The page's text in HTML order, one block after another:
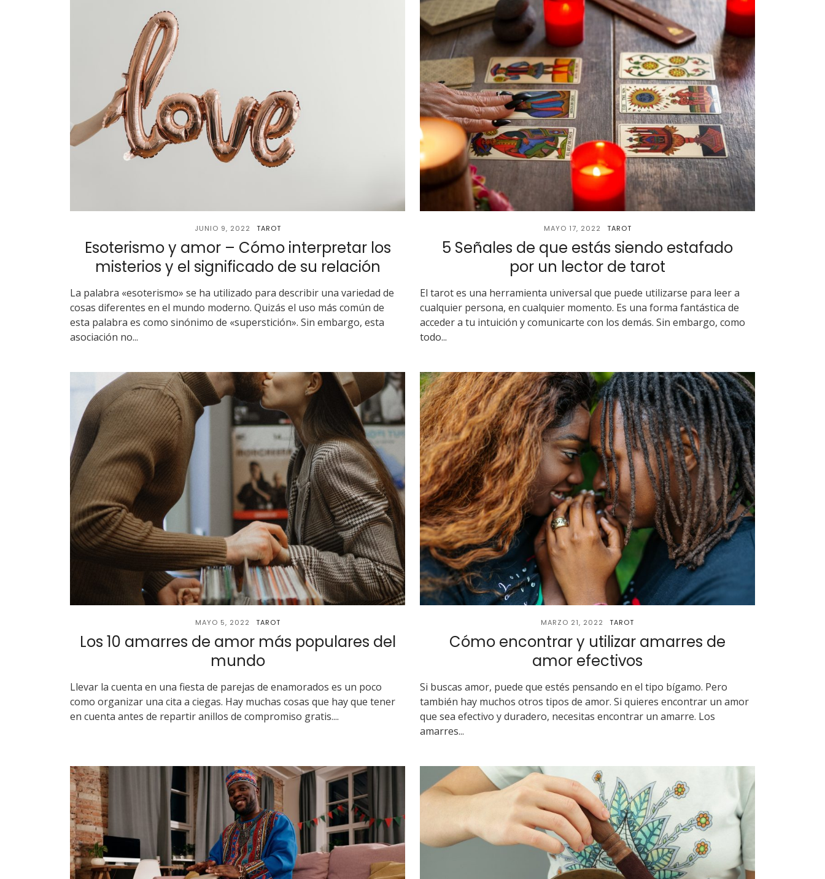
JUNIO 9, 2022 TAROT
Esoterismo y amor – Cómo interpretar los
misterios y el significado de su relación
La palabra «esoterismo» se ha utilizado para describir una variedad de
cosas diferentes en el mundo moderno. Quizás el uso más común de
esta palabra es como sinónimo de «superstición». Sin embargo, esta
asociación no...
MAYO 17, 2022 TAROT
5 Señales de que estás siendo estafado
por un lector de tarot
El tarot es una herramienta universal que puede utilizarse para leer a
cualquier persona, en cualquier momento. Es una forma fantástica de
acceder a tu intuición y comunicarte con los demás. Sin embargo, como
todo...
MAYO 5, 2022 TAROT
Los 10 amarres de amor más populares del
mundo
Llevar la cuenta en una fiesta de parejas de enamorados es un poco
como organizar una cita a ciegas. Hay muchas cosas que hay que tener
en cuenta antes de repartir anillos de compromiso gratis....
MARZO 21, 2022 TAROT
Cómo encontrar y utilizar amarres de
amor efectivos
Si buscas amor, puede que estés pensando en el tipo bígamo. Pero
también hay muchos otros tipos de amor. Si quieres encontrar un amor
que sea efectivo y duradero, necesitas encontrar un amarre. Los
amarres...